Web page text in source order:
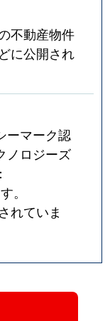
不動産物件
に公開され
ーマーク認
ノロジーズ
。
れていま